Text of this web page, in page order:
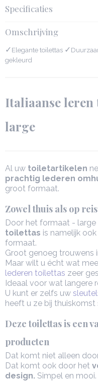
Specificaties
Productcode
34-2990
Afmetingen (l,b,h)
26 x 13 x 13,50 cm
Omschrijving
✓Elegante toilettas ✓
gekleurd
Italiaanse
large
Al uw toiletartikelen
prachtig lederen
groot formaat.
Zowel thuis als op
Door het formaat - large
toilettas is namelijk
formaat.
Groot genoeg trouwens
Maar wilt u écht wat
lederen toilettas zeer
Ideaal voor wat langere
U kunt er zelfs uw
heeft u ze bij thuiskomst
Deze toilettas is een
producten
Dat komt niet alleen
Dat komt ook door het
design. Simpel en mooi.